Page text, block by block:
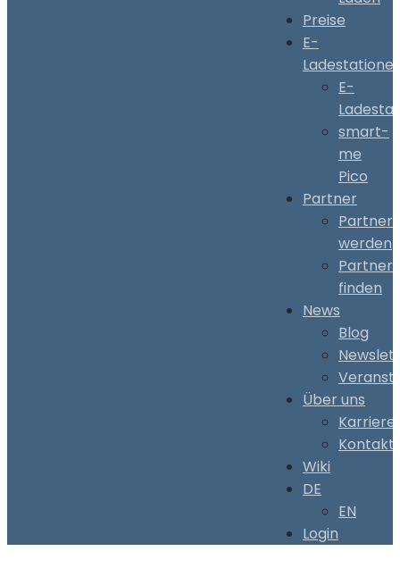
Preise
E-
E-
smart-
me
Pico
Partner
Partner
werden
Partner
finden
News
Blog
Über uns
Karriere
Kontakt
Wiki
DE
EN
Login